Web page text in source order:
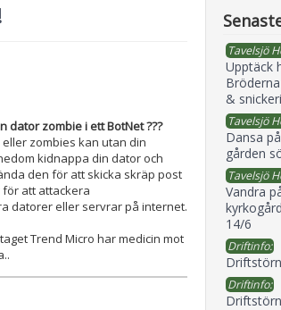
dator zombie i ett BotNet ???
eller zombies kan utan din
kidnappa din dator och
den för att skicka skräp post
att attackera
datorer eller servrar på internet.
Trend Micro har medicin mot
Tavelsjö
Upptäck
&
Tavelsjö
Dansa
gården
Tavelsjö
Vandra
14/6
Driftinfo:
Driftinfo: